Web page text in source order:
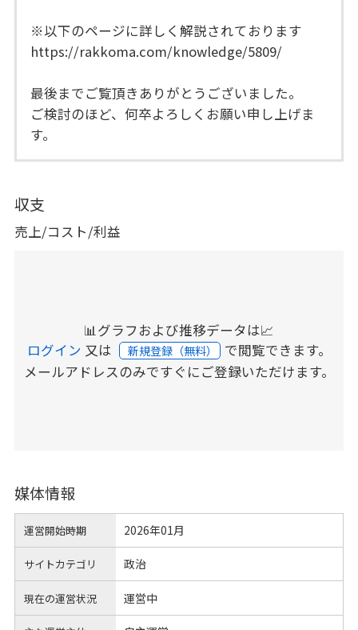
※以下のページに詳しく解説されております
https://rakkoma.com/knowledge/5809/
最後までご覧頂きありがとうございました。
ご検討のほど、何卒よろしくお願い申し上げま
す。
収支
売上/コスト/利益
📊グラフおよび推移データは📈
ログイン 又は 新規登録（無料） で閲覧できます。
メールアドレスのみですぐにご登録いただけます。
媒体情報
運営開始時期 2026年01月
サイトカテゴリ 政治
現在の運営状況 運営中